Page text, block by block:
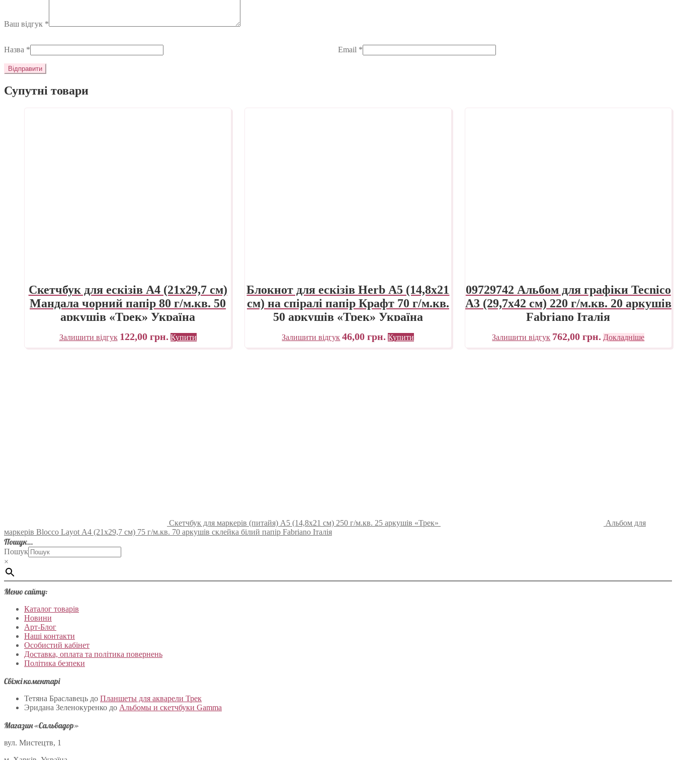
Ваш відгук *
Назва * Email *
Супутні товари
Скетчбук для ескізів А4 (21х29,7 см)
Мандала чорний папір 80 г/м.кв. 50
аркушів «Трек» Україна
Залишити відгук 122,00 грн. Купити
Блокнот для ескізів Herb А5 (14,8х21
см) на спіралі папір Крафт 70 г/м.кв.
50 аркушів «Трек» Україна
Залишити відгук 46,00грн. Купити
09729742 Альбом для графіки Tecnico
А3 (29,7х42 см) 220 г/м.кв. 20 аркушів
Fabriano Італія
Залишити відгук 762,00грн. Докладніше
Скетчбук для маркерів (питайя) А5 (14,8х21 см) 250 г/м.кв. 25 аркушів «Трек»
Альбом для
маркерів Blocco Layot А4 (21х29,7 см) 75 г/м.кв. 70 аркушів склейка білий папір Fabriano Італія
Пошук…
Пошук
×
Меню сайту:
Каталог товарів
Новини
Арт-Блог
Наші контакти
Особистий кабінет
Доставка, оплата та політика повернень
Політика безпеки
Свіжі коментарі
Тетяна Браславець до Планшеты для акварели Трек
Эридана Зеленокуренко до Альбомы и скетчбуки Gamma
Магазин «Сальвадор»
вул. Мистецтв, 1